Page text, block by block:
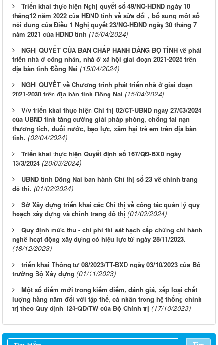
Triển khai thực hiện Nghị quyết số 49/NQ-HĐND ngày 10
tháng12 năm 2022 của HĐND tỉnh về sửa đổi , bổ sung một số
nội dung của Điều 1 Nghị quyết 23/NQ-HĐND ngày 30 tháng 7
năm 2021 của HĐND tỉnh (15/04/2024)
NGHỊ QUYẾT CỦA BAN CHẤP HÀNH ĐẢNG BỘ TỈNH về phát
triển nhà ở công nhân, nhà ở xã hội giai đoạn 2021-2025 trên
địa bàn tỉnh Đồng Nai (15/04/2024)
NGHI QUYẾT về Chương trình phát triển nhà ở giai đoạn
2021-2030 trên địa bàn tỉnh Đồng Nai (15/04/2024)
V/v triển khai thực hiện Chỉ thị 02/CT-UBND ngày 27/03/2024
của UBND tỉnh tăng cường giải pháp phòng, chống tai nạn
thương tích, đuối nước, bạo lực, xâm hại trẻ em trên địa bàn
tỉnh. (02/04/2024)
Triển khai thực hiện Quyết định số 167/QĐ-BXD ngày
13/3/2024 (20/03/2024)
UBND tỉnh Đồng Nai ban hành Chỉ thị số 23 về chỉnh trang
đô thị. (01/02/2024)
Sở Xây dựng triển khai các Chỉ thị về công tác quản lý quy
hoạch xây dựng và chỉnh trang đô thị (01/02/2024)
Quy định mức thu - chi phí thi sát hạch cấp chứng chỉ hành
nghề hoạt động xây dựng có hiệu lực từ ngày 28/11/2023.
(18/12/2023)
triển khai Thông tư 08/2023/TT-BXD ngày 03/10/2023 của Bộ
trưởng Bộ Xây dựng (01/11/2023)
Một số điểm mới trong kiểm điểm, đánh giá, xếp loại chất
lượng hằng năm đối với tập thể, cá nhân trong hệ thống chính
trị theo Quy định 124-QĐ/TW của Bộ Chính trị (17/10/2023)
LỊCH CÔNG TÁC CỦA LÃNH ĐẠO SỞ XÂY DỰNG (Từ ngày
THÔNG BÁO LỊCH CÔNG TÁC CỦA LÃNH ĐẠO SỞ XÂY